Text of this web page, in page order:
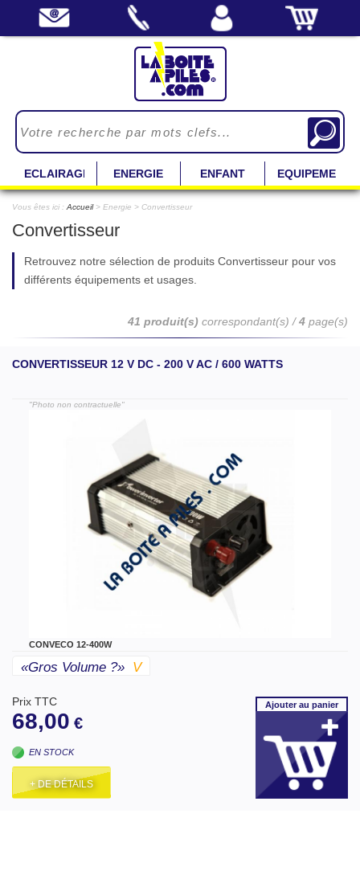
ECLAIRAGE ENERGIE ENFANT EQUIPEMENT
Vous êtes ici : Accueil> Energie > Convertisseur
Convertisseur
Retrouvez notre sélection de produits Convertisseur pour vos
différents équipements et usages.
41 produit(s) correspondant(s) /4 page(s)
CONVERTISSEUR 12 V DC - 200 V AC / 600 WATTS
"Photo non contractuelle"
CONVECO 12-400W
«gros Volume ?» V
Prix TTC
68,00 €
EN STOCK
+ DE DÉTAILS
Ajouterau panier